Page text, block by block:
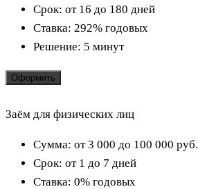
Срок: от 16 до 180 дней
Ставка: 292% годовых
Решение: 5 минут
Оформить
Заём для физических лиц
Сумма: от 3 000 до 100 000 руб.
Срок: от 1 до 7 дней
Ставка: 0% годовых